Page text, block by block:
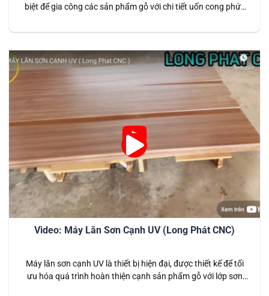
biệt để gia công các sản phẩm gỗ với chi tiết uốn cong phức
năng suất mà còn đảm bảo độ chính xác cao trong các sản
Video: Máy Lăn Sơn Cạnh UV (Long Phát CNC)
Máy lăn sơn cạnh UV là thiết bị hiện đại, được thiết kế để tối
ưu hóa quá trình hoàn thiện cạnh sản phẩm gỗ với lớp sơn